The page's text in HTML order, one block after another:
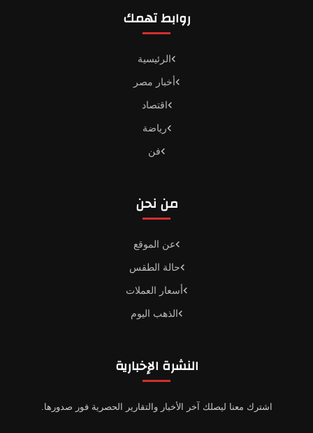
روابط تهمك
الرئيسية
أخبار مصر
اقتصاد
رياضة
فن
من نحن
عن الموقع
حالة الطقس
أسعار العملات
الذهب اليوم
النشرة الإخبارية
اشترك معنا ليصلك آخر الأخبار والتقارير الحصرية فور صدورها.